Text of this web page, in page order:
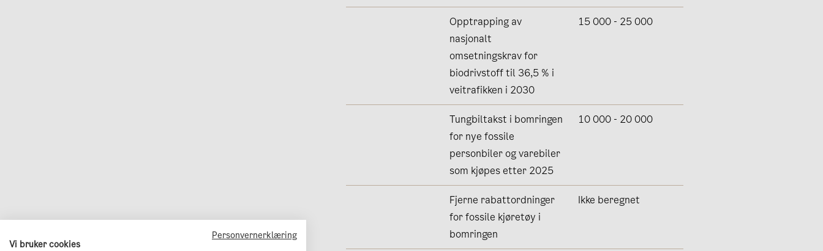
Opptrapping av
nasjonalt
omsetningskrav for
biodrivstoff til 36,5 % i
veitrafikken i 2030
15 000 - 25 000
Tungbiltakst i bomringen
for nye fossile
personbiler og varebiler
som kjøpes etter 2025
10 000 - 20 000
Fjerne rabattordninger
for fossile kjøretøy i
bomringen
Ikke beregnet
Personvernerklæring
Vi bruker cookies